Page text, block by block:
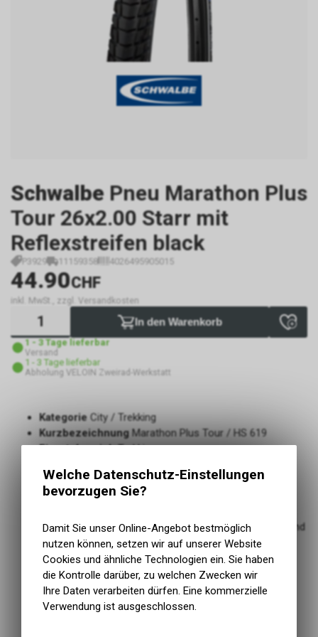
Schwalbe Pneu Marathon Plus
Tour 26x2.00 Starr mit
Reflexstreifen black
P3929 11159358 4026495905015
44.90CHF
inkl. MwSt., zzgl. Versandkosten
In den Warenkorb
1 - 3 Tage lieferbar
Versand
1 - 3 Tage lieferbar
Abholung VELOIN Zweirad-Werkstatt
KategorieCity / Trekking
KurzbezeichnungMarathon Plus Tour / HS 619
EinsatzbereichTrekking
Tread CompoundAddix
Mit Pannenschutzja
Vielseitig einsetztbar, für Asphalt, unbefestigte Wege und
leichtes Gelände
Robuster Aufbau und modernes Profildesign
Maximaler Pannenschutz dank SmartGuard oder Smart
DualGuard
Ideal für den Alltag oder die ganz grosse Touren
Welche Datenschutz-Einstellungen
bevorzugen Sie?
Damit Sie unser Online-Angebot bestmöglich
nutzen können, setzen wir auf unserer Website
Cookies und ähnliche Technologien ein. Sie haben
die Kontrolle darüber, zu welchen Zwecken wir
Ihre Daten verarbeiten dürfen. Eine kommerzielle
Verwendung ist ausgeschlossen.